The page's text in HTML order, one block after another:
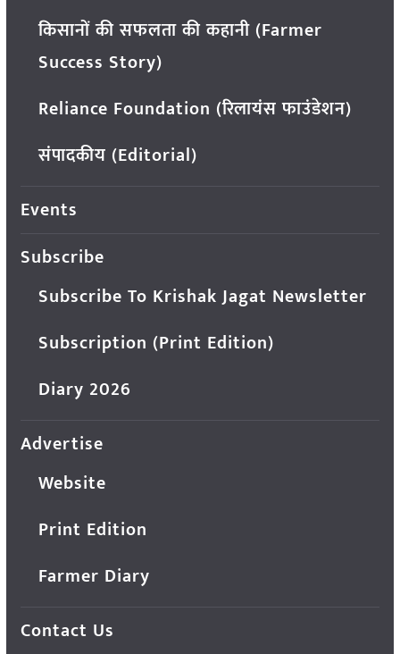
किसानों की सफलता की कहानी (Farmer
Success Story)
Reliance Foundation (रिलायंस फाउंडेशन)
संपादकीय (Editorial)
Events
Subscribe
Subscribe To Krishak Jagat Newsletter
Subscription (Print Edition)
Diary 2026
Advertise
Website
Print Edition
Farmer Diary
Contact Us